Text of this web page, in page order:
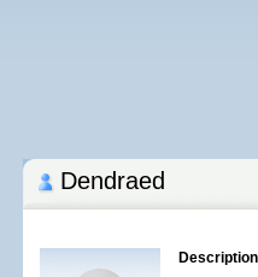
Dendraed
Description